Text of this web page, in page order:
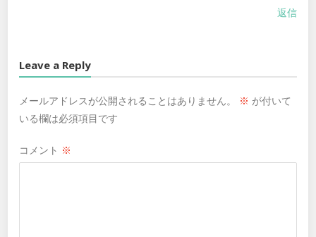
返信
Leave a Reply
メールアドレスが公開されることはありません。 ※ が付いて
いる欄は必須項目です
コメント ※